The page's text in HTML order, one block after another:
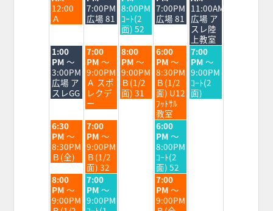
日,
8
月
2026
12:00
Ａ
日,
8
月
2026
7:00PM
広場 81
日,
8
月
13th
2026
8:00PM
ｺｰﾄ(2
面) 52
日,
8
月
2026
7:00PM
広場 81
日,
8
月
15th
2026
11:00AM
広場 ア
スレ陸
上教室
火
曜
日,
8
月
11th
1:00
PM ～
3:00PM
広場 ア
スレGG
水
曜
日,
8
月
12th
2026
7:00
PM ～
9:00PM
Ａ スポ
レクデ
ー
木
曜
日,
8
月
13th
8:00
PM ～
9:00PM
Ｂ(1/2
面) 31
金
曜
日,
8
月
14th
2026
6:00
PM ～
8:30PM
Ｂ(1/2
面) U12
ﾌｯﾄｻﾙ
教室
土
曜
日,
8
月
15th
7:00
PM ～
9:00PM
ｺｰﾄ(2
面)
火
曜
日,
8
月
11th
2026
6:30
PM ～
8:30PM
Ｂ(全)
水
曜
日,
8
月
12th
2026
7:00
PM ～
9:00PM
Ｂ(1/2
面) 32
金
曜
日,
8
月
14th
2026
6:00
PM ～
8:00PM
ｺｰﾄ(2
面) 52
火
曜
日,
8:00
PM ～
9:00PM
水
曜
日,
7:00
PM ～
9:00PM
金
曜
日,
7:00
PM ～
9:00PM